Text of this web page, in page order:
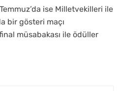
ise Milletvekilleri ile
bir gösteri maçı
müsabakası ile ödüller